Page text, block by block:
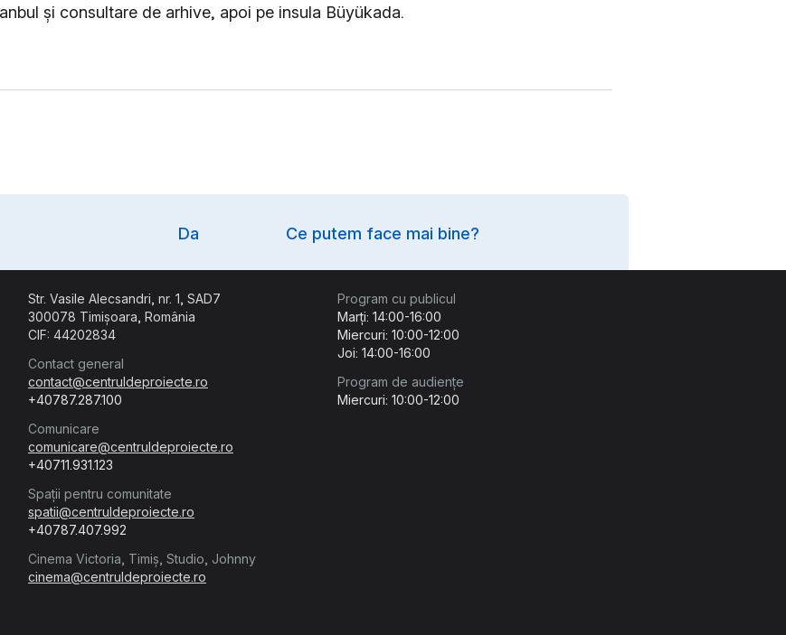
și consultare de arhive, apoi pe insula Büyükada.
Option
Da Ce putem face mai bine?
Str. Vasile Alecsandri, nr. 1, SAD7
300078 Timișoara, România
CIF: 44202834
Contact general
contact@centruldeproiecte.ro
+40787.287.100
Comunicare
comunicare@centruldeproiecte.ro
+40711.931.123
Spații pentru comunitate
spatii@centruldeproiecte.ro
+40787.407.992
Cinema Victoria, Timiș, Studio, Johnny
cinema@centruldeproiecte.ro
Program cu publicul
Marți: 14:00-16:00
Miercuri: 10:00-12:00
Joi: 14:00-16:00
Program de audiențe
Miercuri: 10:00-12:00